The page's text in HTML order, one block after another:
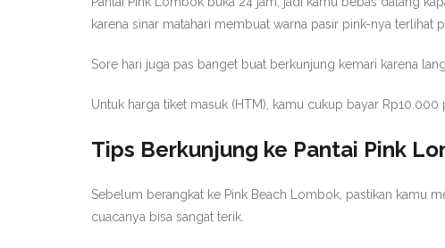
karena sinar matahari membuat warna pasir pink-nya terlihat
Sore hari juga pas banget buat berkunjung kemari karena
Untuk harga tiket masuk (HTM), kamu cukup bayar
Tips Berkunjung ke Pantai Pink
Sebelum berangkat ke Pink Beach Lombok, pastikan kamu
cuacanya bisa sangat terik.